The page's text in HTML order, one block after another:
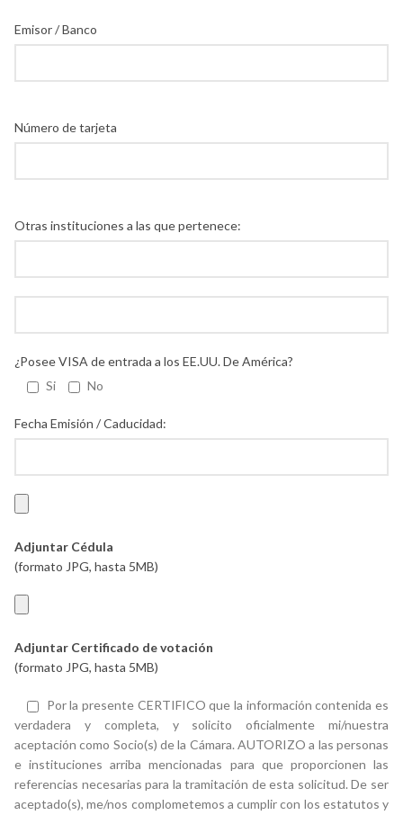
Emisor / Banco
Número de tarjeta
Otras instituciones a las que pertenece:
¿Posee VISA de entrada a los EE.UU. De América?
Si
No
Fecha Emisión / Caducidad:
Adjuntar Cédula
(formato JPG, hasta 5MB)
Adjuntar Certificado de votación
(formato JPG, hasta 5MB)
Por la presente CERTIFICO que la información contenida es
verdadera y completa, y solicito oficialmente mi/nuestra
aceptación como Socio(s) de la Cámara. AUTORIZO a las personas
e instituciones arriba mencionadas para que proporcionen las
referencias necesarias para la tramitación de esta solicitud. De ser
aceptado(s), me/nos complometemos a cumplir con los estatutos y